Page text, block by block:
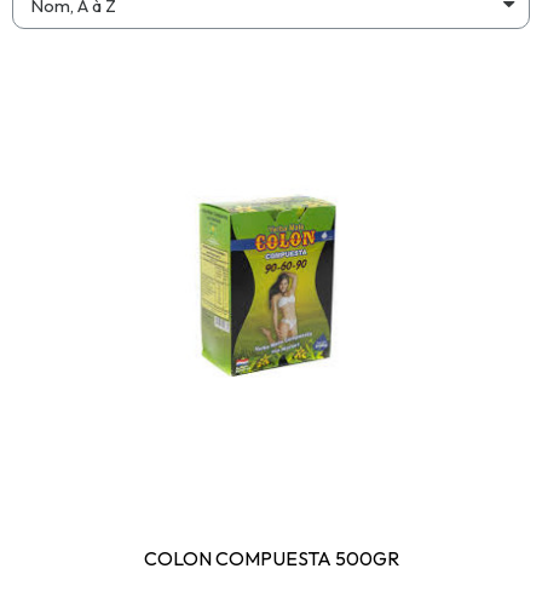
COLON COMPUESTA 500GR